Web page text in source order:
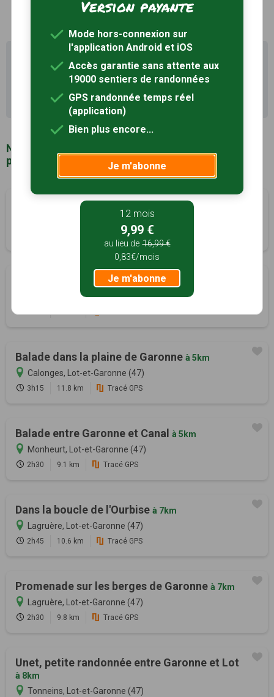
d'Agenais (47) pour découvrir le terroir
Recherche avancée Puch-d'Agenais
Notre sélection de sentiers de randonnée à
proximité de Puch-d'Agenais (47)
La bastide du Queyran
Villefranche-du-Queyran, Lot-et-Garonne (47)
Tracé GPS
La bastide du Canal de Garonne
Damazan, Lot-et-Garonne (47)
Balade dans la plaine de Garonne à 5km
Calonges, Lot-et-Garonne (47)
3h15 11.8 km Tracé GPS
Balade entre Garonne et Canal
à 5km
Monheurt, Lot-et-Garonne (47)
2h30 9.1 km Tracé GPS
Dans la boucle de l'Ourbise à 7km
Lagruère, Lot-et-Garonne (47)
2h45 10.6 km Tracé GPS
Promenade sur les berges de Garonne à 7km
Lagruère, Lot-et-Garonne (47)
2h30 9.8 km Tracé GPS
Unet, petite randonnée entre Garonne et Lot
à 8km
Tonneins, Lot-et-Garonne (47)
Version payante
Mode hors-connexion sur
l'application Android et iOS
Accès garantie sans attente aux
19000 sentiers de randonnées
GPS randonnée temps réel
(application)
Bien plus encore...
Je m'abonne
12 mois
9,99 €
au lieu de 16,99 €
0,83€/mois
Je m'abonne